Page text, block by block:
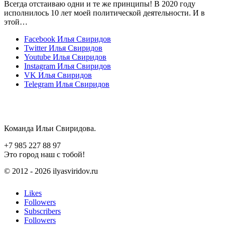
Всегда отстаиваю одни и те же принципы! В 2020 году
исполнилось 10 лет моей политической деятельности. И в
этой…
Facebook Илья Свиридов
Twitter Илья Свиридов
Youtube Илья Свиридов
Instagram Илья Свиридов
VK Илья Свиридов
Telegram Илья Свиридов
Команда Ильи Свиридова.
+7 985 227 88 97
Это город наш с тобой!
© 2012 - 2026 ilyasviridov.ru
Likes
Followers
Subscribers
Followers